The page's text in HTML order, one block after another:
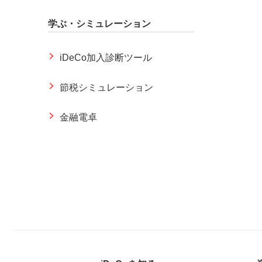
学ぶ・シミュレーション
iDeCo加入診断ツール
節税シミュレーション
金融電卓